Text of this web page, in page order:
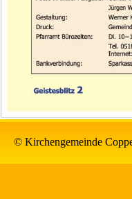
© Kirchengemeinde